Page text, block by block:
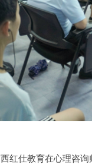
红仕教育在心理咨